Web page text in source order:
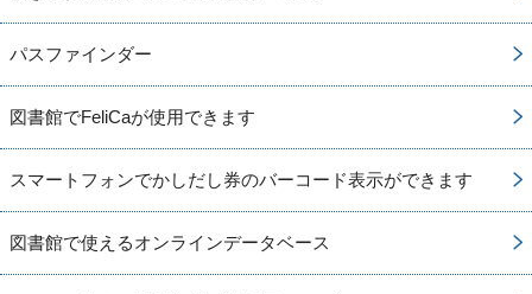
パスファインダー
図書館でFeliCaが使用できます
スマートフォンでかしだし券のバーコード表示ができます
図書館で使えるオンラインデータベース